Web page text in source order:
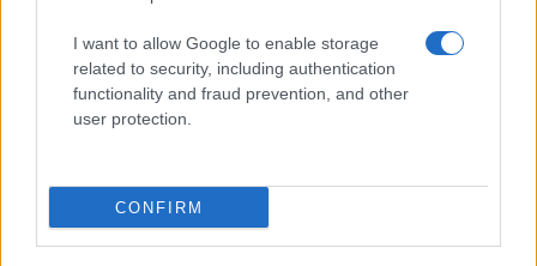
I want to allow Google to enable storage
related to security, including authentication
functionality and fraud prevention, and other
user protection.
CONFIRM
k p
NOTIZIE RECENTI
Sangue, musica e solidarietà con Avis Olbia al
Delta Center
Meteo Olbia 9 agosto, temperature in calo